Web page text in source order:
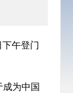
午登门
成为中国